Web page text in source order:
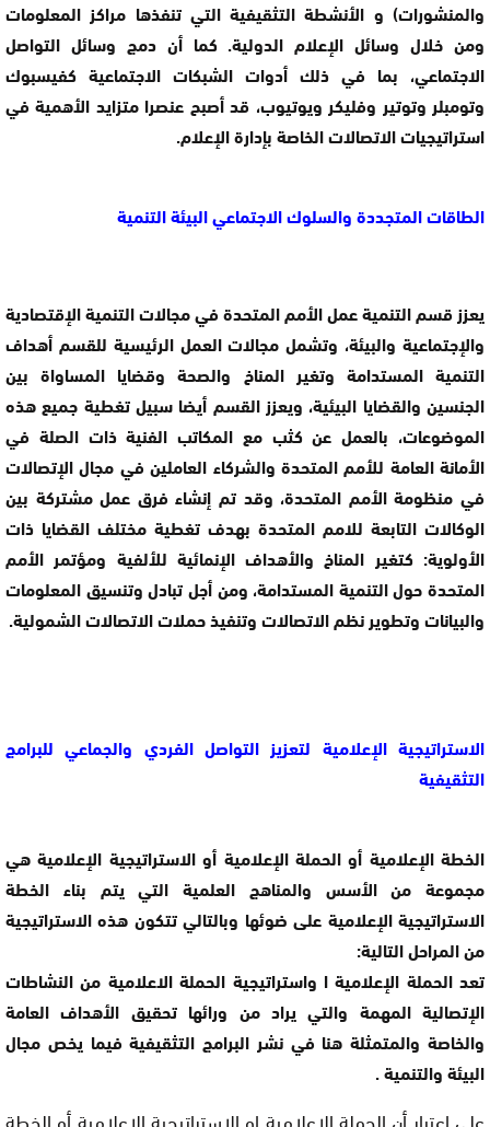
والمنشورات) و الأنشطة التثقيفية التي تنفذها مراكز المعلومات
ومن خلال ‏وسائل الإعلام الدولية.‏ كما أن دمج وسائل التواصل
الاجتماعي، بما في ذلك أدوات الشبكات الاجتماعية كفيسبوك
وتومبلر وتوتير وفليكر ‏ويوتيوب، قد أصبح عنصرا متزايد الأهمية في
استراتيجيات الاتصالات الخاصة بإدارة الإعلام.‏
الطاقات المتجددة والسلوك الاجتماعي البيئة التنمية
يعزز قسم التنمية عمل الأمم المتحدة في مجالات التنمية الإقتصادية
والإجتماعية والبيئة، وتشمل مجالات ‏العمل الرئيسية للقسم أهداف
التنمية المستدامة وتغير المناخ والصحة وقضايا المساواة بين
الجنسين والقضايا البيئية،‏ ويعزز القسم أيضا سبيل تغطية جميع هذه
الموضوعات، بالعمل عن كثب مع المكاتب الفنية ذات الصلة في
الأمانة ‏العامة للأمم المتحدة والشركاء العاملين في مجال الإتصالات
في منظومة الأمم المتحدة، وقد تم إنشاء فرق عمل ‏مشتركة بين
الوكالات التابعة للامم المتحدة بهدف تغطية مختلف القضايا ذات
الأولوية: كتغير المناخ والأهداف ‏الإنمائية للألفية ومؤتمر الأمم
المتحدة حول التنمية المستدامة، ومن أجل تبادل وتنسيق المعلومات
والبيانات ‏وتطوير نظم الاتصالات وتنفيذ حملات الاتصالات الشمولية.‏
الاستراتيجية الإعلامية لتعزيز التواصل الفردي والجماعي للبرامج
التثقيفية
الخطة الإعلامية أو الحملة الإعلامية أو الاستراتيجية الإعلامية هي
مجموعة من الأسس والمناهج العلمية التي يتم بناء الخطة
الاستراتيجية الإعلامية على ضوئها وبالتالي تتكون هذه الاستراتيجية
من المراحل التالية:
تعد الحملة الإعلامية ا واستراتيجية الحملة الاعلامية من النشاطات
الإتصالية المهمة والتي يراد من ورائها تحقيق الأهداف العامة
والخاصة والمتمثلة هنا في نشر البرامج التثقيفية فيما يخص مجال
البيئة والتنمية .